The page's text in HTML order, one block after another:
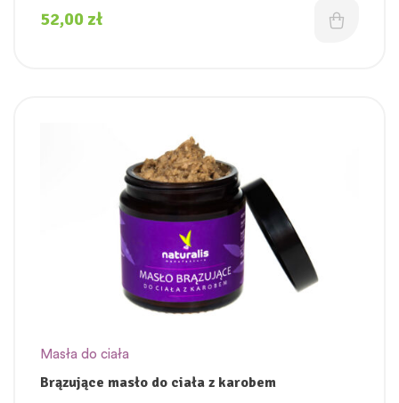
52,00 zł
Masła do ciała
Brązujące masło do ciała z karobem